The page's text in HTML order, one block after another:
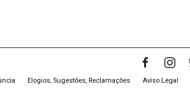
Elogios, Sugestões, Reclamações Aviso Legal